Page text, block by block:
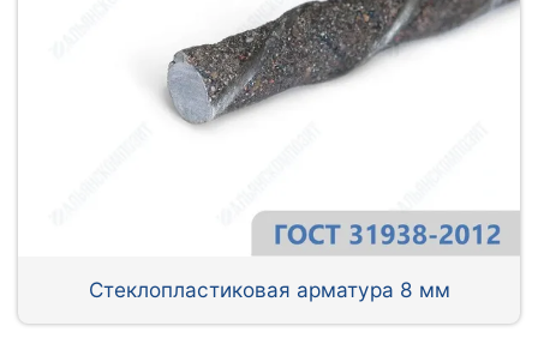
Стеклопластиковая арматура 8 мм